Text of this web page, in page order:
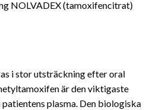
NOLVADEX (tamoxifencitrat)
i stor utsträckning efter oral
är den viktigaste
plasma. Den biologiska